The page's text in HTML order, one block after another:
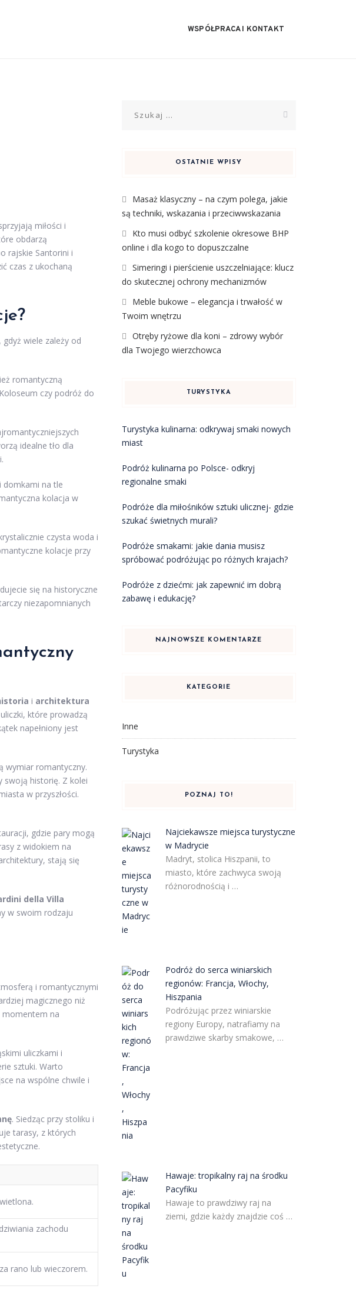
WSPÓŁPRACA I KONTAKT
miłości i
obdarzą
rajskie Santorini i
czas z ukochaną
wiele zależy od
romantyczną
czy podróż do
idealne tło dla
domkami na tle
kolacja w
czysta woda i
kolacje przy
się na historyczne
niezapomnianych
i architektura
które prowadzą
napełniony jest
wymiar romantyczny.
swoją historię. Z kolei
w przyszłości.
gdzie pary mogą
z widokiem na
stają się
della Villa
w swoim rodzaju
i romantycznymi
magicznego niż
momentem na
uliczkami i
sztuki. Warto
na wspólne chwile i
. Siedząc przy stoliku i
tarasy, z których
zachodu
rano lub wieczorem.
OSTATNIE WPISY
Masaż klasyczny – na czym polega, jakie
są techniki, wskazania i przeciwwskazania
Kto musi odbyć szkolenie okresowe BHP
online i dla kogo to dopuszczalne
Simeringi i pierścienie uszczelniające: klucz
do skutecznej ochrony mechanizmów
Meble bukowe – elegancja i trwałość w
Twoim wnętrzu
Otręby ryżowe dla koni – zdrowy wybór
dla Twojego wierzchowca
TURYSTYKA
Turystyka kulinarna: odkrywaj smaki nowych
miast
Podróż kulinarna po Polsce- odkryj
regionalne smaki
Podróże dla miłośników sztuki ulicznej- gdzie
szukać świetnych murali?
Podróże smakami: jakie dania musisz
spróbować podróżując po różnych krajach?
Podróże z dziećmi: jak zapewnić im dobrą
zabawę i edukację?
NAJNOWSZE KOMENTARZE
KATEGORIE
Inne
Turystyka
POZNAJ TO!
Najciekawsze miejsca turystyczne
w Madrycie
Madryt, stolica Hiszpanii, to
miasto, które zachwyca swoją
różnorodnością i …
Podróż do serca winiarskich
regionów: Francja, Włochy,
Hiszpania
Podróżując przez winiarskie
regiony Europy, natrafiamy na
prawdziwe skarby smakowe, …
Hawaje: tropikalny raj na środku
Pacyfiku
Hawaje to prawdziwy raj na
ziemi, gdzie każdy znajdzie coś …